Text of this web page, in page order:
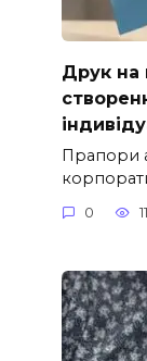
Друк на
Прапори
0 11